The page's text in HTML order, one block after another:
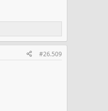
#26.509